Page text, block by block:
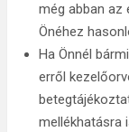
még abban az
Önéhez
Ha Önnél
erről
mellékhatásra